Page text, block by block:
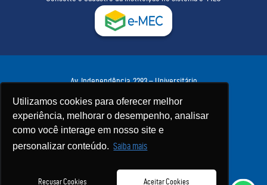
Utilizamos cookies para oferecer melhor
experiência, melhorar o desempenho, analisar
como você interage em nosso site e
personalizar conteúdo. Saiba mais
Recusar Cookies Aceitar Cookies
Av. Independência, 2293 – Universitário
Santa Cruz do Sul – RS • CEP 96815-900
(51) 3717-7300 • WhatsApp:
(51) 3717-7425
Política de Privacidade